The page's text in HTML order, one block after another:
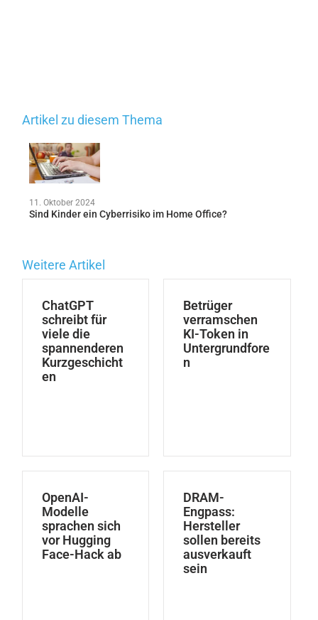
Artikel zu diesem Thema
11. Oktober 2024
Sind Kinder ein Cyberrisiko im Home Office?
Weitere Artikel
ChatGPT
schreibt für
viele die
spannenderen
Kurzgeschicht
en
Betrüger
verramschen
KI-Token in
Untergrundfore
n
OpenAI-
Modelle
sprachen sich
vor Hugging
Face-Hack ab
DRAM-
Engpass:
Hersteller
sollen bereits
ausverkauft
sein